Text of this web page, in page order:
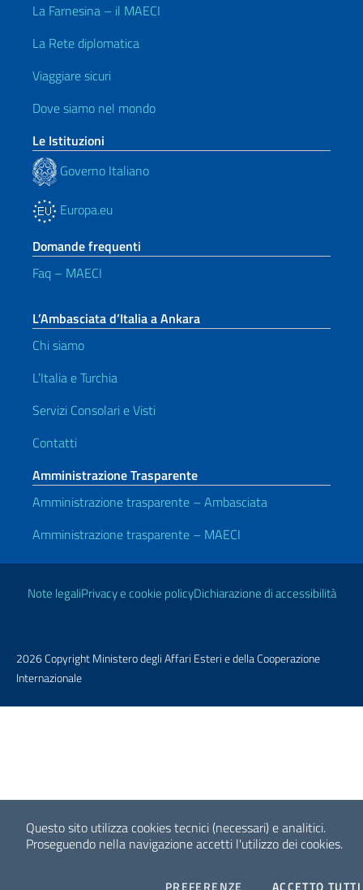
Questo sito utilizza cookies tecnici (necessari) e analitici.
Proseguendo nella navigazione accetti l'utilizzo dei cookies.
PREFERENZE COOKIESACCETTO TUTTI
La Farnesina – il MAECI
La Rete diplomatica
Viaggiare sicuri
Dove siamo nel mondo
Le Istituzioni
Governo Italiano
Europa.eu
Domande frequenti
Faq – MAECI
L’Ambasciata d’Italia a Ankara
Chi siamo
L’Italia e Turchia
Servizi Consolari e Visti
Contatti
Amministrazione Trasparente
Amministrazione trasparente – Ambasciata
Amministrazione trasparente – MAECI
Link Utili
Note legaliPrivacy e cookie policyDichiarazione di accessibilità
2026 Copyright Ministero degli Affari Esteri e della Cooperazione
Internazionale